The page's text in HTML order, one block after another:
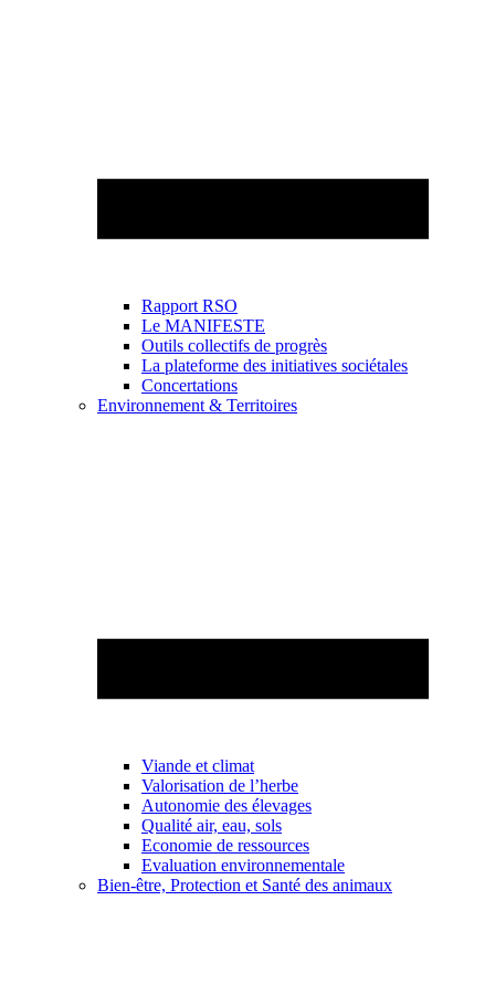
Rapport RSO
Le MANIFESTE
Outils collectifs de progrès
La plateforme des initiatives sociétales
Concertations
Environnement & Territoires
Viande et climat
Valorisation de l’herbe
Autonomie des élevages
Qualité air, eau, sols
Economie de ressources
Evaluation environnementale
Bien-être, Protection et Santé des animaux